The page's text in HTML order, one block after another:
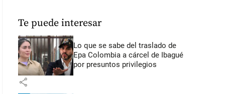
Te puede interesar
Lo que se sabe del traslado de
Epa Colombia a cárcel de Ibagué
por presuntos privilegios
share